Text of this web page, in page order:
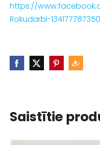
https://
Rokudarbi-
Saistītie